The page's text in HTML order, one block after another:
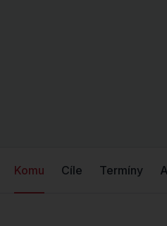
Komu Cíle Termíny